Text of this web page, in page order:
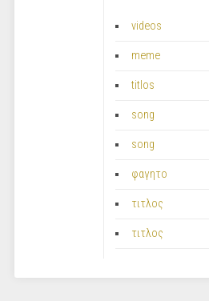
videos
meme
titlos
song
song
φαγητο
τιτλος
τιτλος